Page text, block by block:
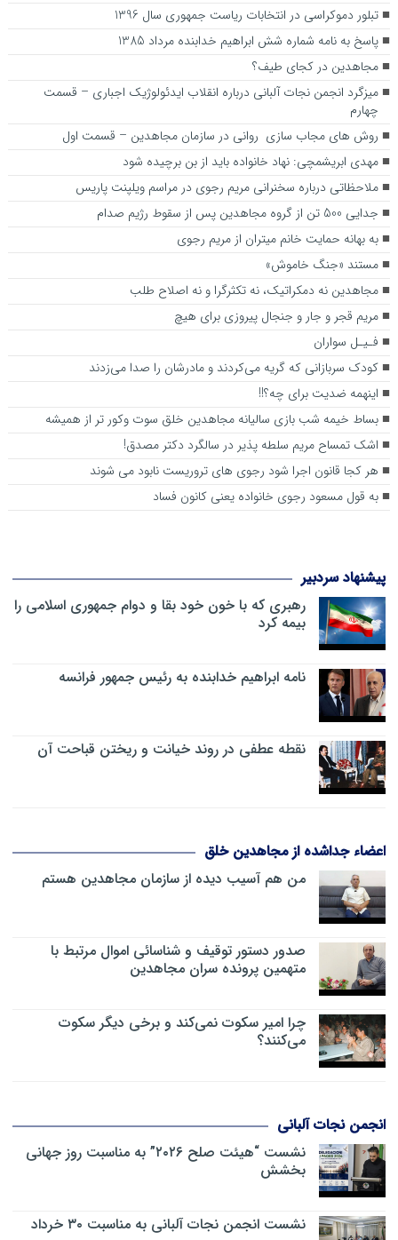
تبلور دموکراسی در انتخابات ریاست جمهوری سال 1396
پاسخ به نامه شماره شش ابراهيم خدابنده مرداد 1385
مجاهدین در کجای طیف؟
میزگرد انجمن نجات آلبانی درباره انقلاب ایدئولوژیک اجباری – قسمت
چهارم
روش های مجاب سازی روانی در سازمان مجاهدین – قسمت اول
مهدی ابریشمچی: نهاد خانواده باید از بن برچیده شود
ملاحظاتی درباره سخنرانی مریم رجوی در مراسم ویلپنت پاریس
جدایی 500 تن از گروه مجاهدین پس از سقوط رژیم صدام
به بهانه حمایت خانم میتران از مریم رجوی
مستند «جنگ خاموش»
مجاهدین نه دمکراتیک، نه تکثرگرا و نه اصلاح طلب
مریم قجر و جار و جنجال پیروزی برای هیچ
فـیـل سواران
کودک سربازانی که گریه می‌کردند و مادرشان را صدا می‌زدند
اینهمه ضدیت برای چه؟!!
بساط خیمه شب بازی سالیانه مجاهدین خلق سوت وکور تر از همیشه
اشک تمساح مریم سلطه پذیر در سالگرد دکتر مصدق!
هر کجا قانون اجرا شود رجوی های تروریست نابود می شوند
به قول مسعود رجوي خانواده يعني كانون فساد
پیشنهاد سردبیر
رهبری که با خون خود بقا و دوام جمهوری اسلامی را
بیمه کرد
نامه ابراهیم خدابنده به رئیس جمهور فرانسه
نقطه عطفی در روند خیانت و ریختن قباحت آن
اعضاء جداشده از مجاهدین خلق
من هم آسیب دیده از سازمان مجاهدین هستم
صدور دستور توقیف و شناسائی اموال مرتبط با
متهمین پرونده سران مجاهدین
چرا امیر سکوت نمی‌کند و برخی دیگر سکوت
می‌کنند؟
انجمن نجات آلبانی
نشست “هیئت صلح ۲۰۲۶” به مناسبت روز جهانی
بخشش
نشست انجمن نجات آلبانی به مناسبت ۳۰ خرداد